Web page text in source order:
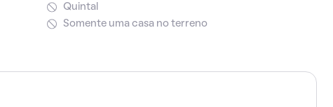
Quintal
Somente uma casa no terreno